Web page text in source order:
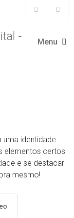
uma identidade
elementos certos
e se destacar
mesmo!